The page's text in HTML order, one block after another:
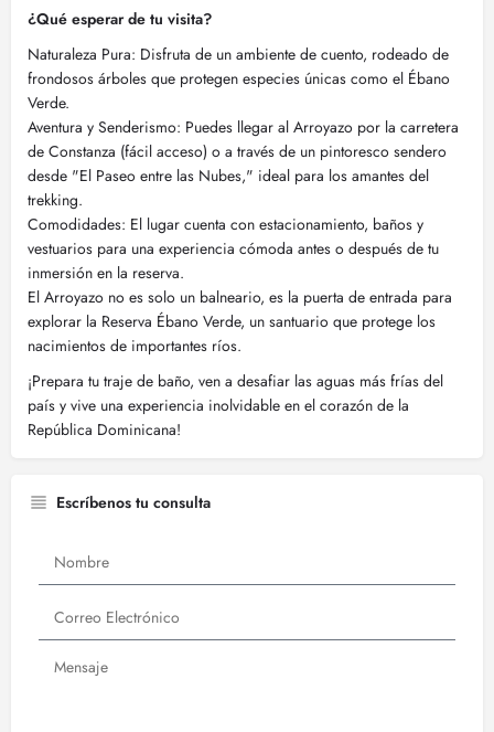
¿Qué esperar de tu visita?
Naturaleza Pura: Disfruta de un ambiente de cuento, rodeado de
frondosos árboles que protegen especies únicas como el Ébano
Verde.
Aventura y Senderismo: Puedes llegar al Arroyazo por la carretera
de Constanza (fácil acceso) o a través de un pintoresco sendero
desde "El Paseo entre las Nubes," ideal para los amantes del
trekking.
Comodidades: El lugar cuenta con estacionamiento, baños y
vestuarios para una experiencia cómoda antes o después de tu
inmersión en la reserva.
El Arroyazo no es solo un balneario, es la puerta de entrada para
explorar la Reserva Ébano Verde, un santuario que protege los
nacimientos de importantes ríos.
¡Prepara tu traje de baño, ven a desafiar las aguas más frías del
país y vive una experiencia inolvidable en el corazón de la
República Dominicana!
Escríbenos tu consulta